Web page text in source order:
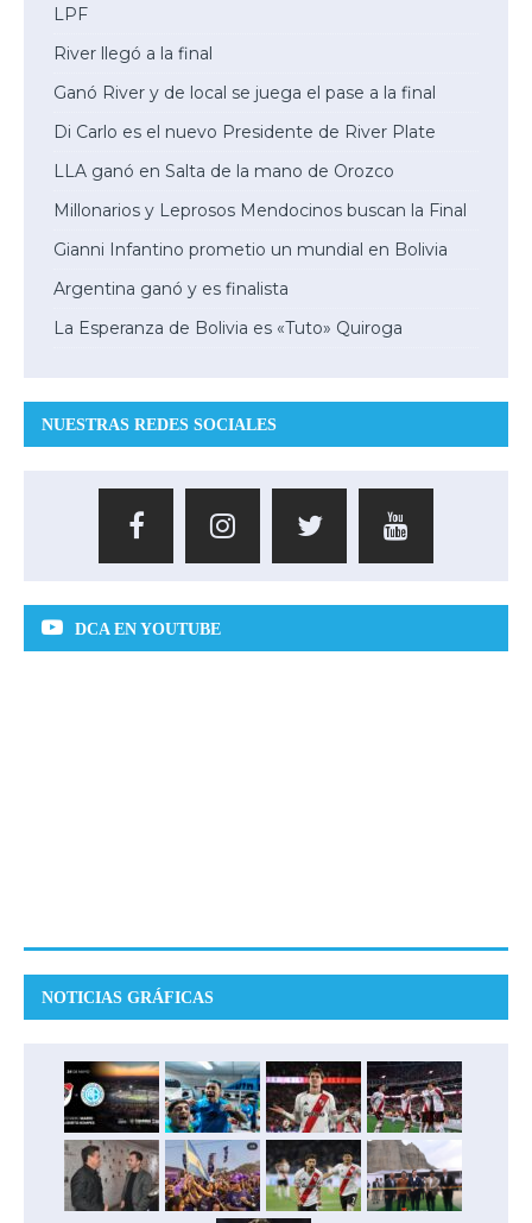
LPF
River llegó a la final
Ganó River y de local se juega el pase a la final
Di Carlo es el nuevo Presidente de River Plate
LLA ganó en Salta de la mano de Orozco
Millonarios y Leprosos Mendocinos buscan la Final
Gianni Infantino prometio un mundial en Bolivia
Argentina ganó y es finalista
La Esperanza de Bolivia es «Tuto» Quiroga
NUESTRAS REDES SOCIALES
DCA EN YOUTUBE
NOTICIAS GRÁFICAS